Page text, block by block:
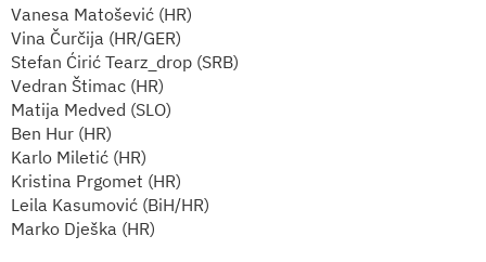
Vanesa Matošević (HR)
Vina Čurčija (HR/GER)
Stefan Ćirić Tearz_drop (SRB)
Vedran Štimac (HR)
Matija Medved (SLO)
Ben Hur (HR)
Karlo Miletić (HR)
Kristina Prgomet (HR)
Leila Kasumović (BiH/HR)
Marko Dješka (HR)